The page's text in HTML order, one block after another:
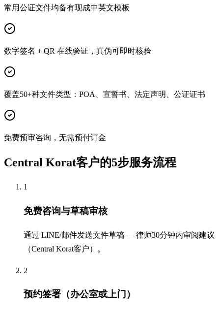
常用公证文件均备有现成中英文模板
数字签名 + QR 在线验证，真伪可即时核验
覆盖50+种文件类型：POA、宣誓书、法定声明、公证证书
免费预审咨询，无需预付订金
Central Korat客户的5步服务流程
1
免费咨询与草稿审核
通过 LINE/邮件发送文件草稿 — 律师30分钟内审阅建议
（Central Korat客户）。
2
预约签署（办公室或上门）